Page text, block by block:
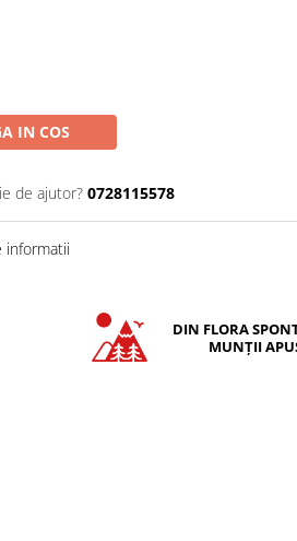
IN COS
de ajutor? 0728115578
informatii
DIN FLORA
MUNȚII